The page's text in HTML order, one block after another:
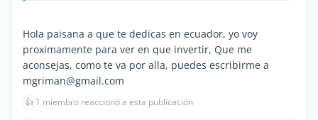
Hola paisana a que te dedicas en ecuador, yo voy
proximamente para ver en que invertir, Que me
aconsejas, como te va por alla, puedes escribirme a
mgriman@gmail.com
👍 1 miembro reaccionó a esta publicación